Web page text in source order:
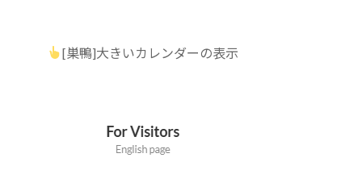
[巣鴨]大きいカレンダーの表示